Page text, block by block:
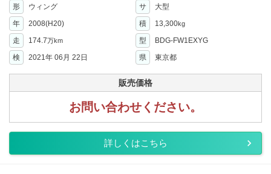
形 ウィング サ
大型
年
2008(H20) 積 13,300kg
走 174.7万km 型
BDG-FW1EXYG
検
2021年 06月 22日 県 東京都
販売価格
お問い合わせください。
詳しくはこちら